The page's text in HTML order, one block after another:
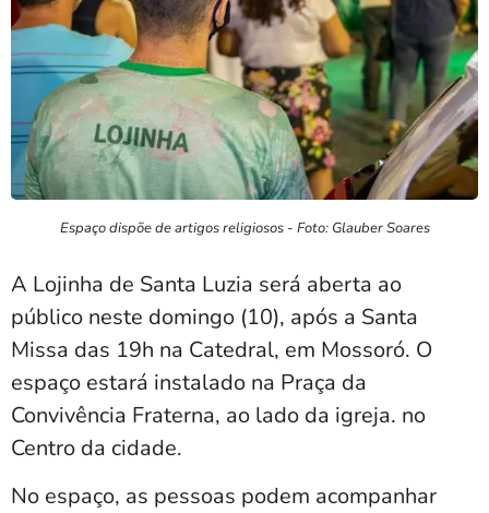
Espaço dispõe de artigos religiosos - Foto: Glauber Soares
A Lojinha de Santa Luzia será aberta ao
público neste domingo (10), após a Santa
Missa das 19h na Catedral, em Mossoró. O
espaço estará instalado na Praça da
Convivência Fraterna, ao lado da igreja. no
Centro da cidade.
No espaço, as pessoas podem acompanhar